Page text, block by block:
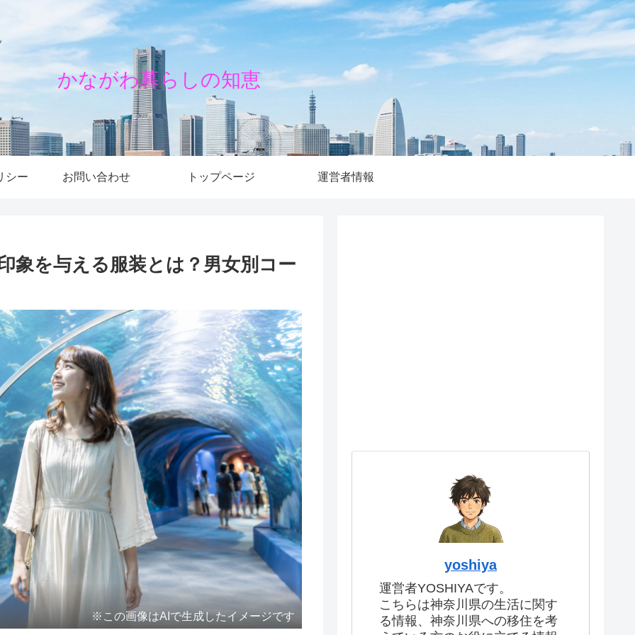
かながわ暮らしの知恵
シー お問い合わせ トップページ 運営者情報
象を与える服装とは？男女別コー
※この画像はAIで生成したイメージです
yoshiya
運営者YOSHIYAです。
こちらは神奈川県の生活に関す
る情報、神奈川県への移住を考